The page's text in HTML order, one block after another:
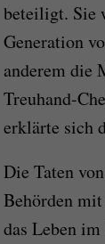
beteiligt. Sie
Generation
anderem die
Treuhand-
erklärte sich
Die Taten
Behörden
das Leben